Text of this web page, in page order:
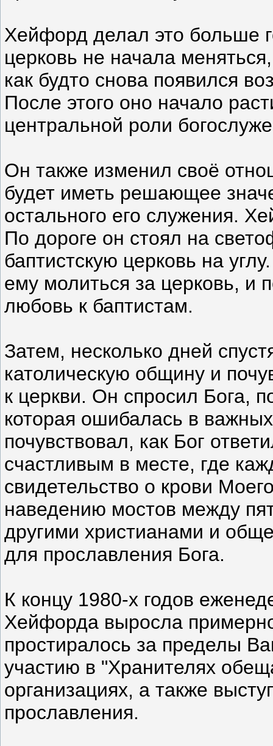
Хейфорд делал это больше
церковь не начала
как будто снова появился
После этого оно начало
центральной роли
Он также изменил своё
будет иметь решающее
остального его служения.
По дороге он стоял на
баптистскую церковь на
ему молиться за церковь, и
любовь к баптистам.
Затем, несколько дней
католическую общину и
к церкви. Он спросил Бога,
которая ошибалась в
почувствовал, как Бог
счастливым в месте, где
свидетельство о крови
наведению мостов между
другими христианами и
для прославления Бога.
К концу 1980-х годов
Хейфорда выросла
простиралось за пределы
участию в "Хранителях
организациях, а также
прославления.